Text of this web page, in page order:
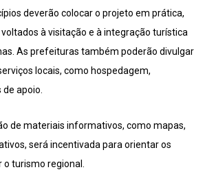
deverão colocar o projeto em prática,
à visitação e à integração turística
As prefeituras também poderão divulgar
locais, como hospedagem,
apoio.
de materiais informativos, como mapas,
será incentivada para orientar os
turismo regional.